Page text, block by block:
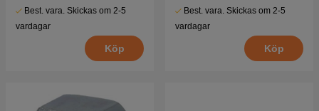
Best. vara. Skickas om 2-5
vardagar
Köp
Best. vara. Skickas om 2-5
vardagar
Köp